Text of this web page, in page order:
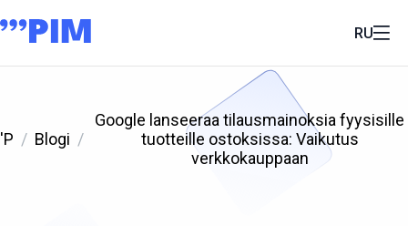
RU
'P Blogi
Google lanseeraa tilausmainoksia fyysisille
tuotteille ostoksissa: Vaikutus
verkkokauppaan